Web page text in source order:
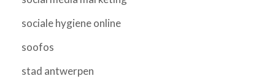
sociale hygiene online
soofos
stad antwerpen